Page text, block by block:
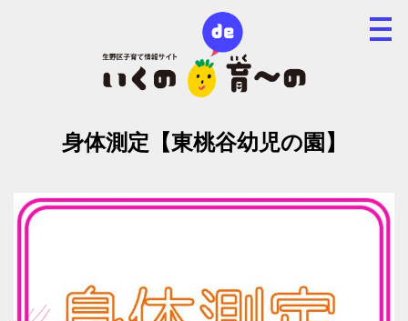
身体測定【東桃谷幼児の園】